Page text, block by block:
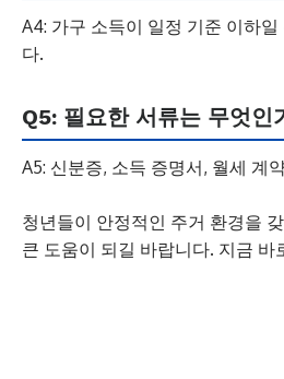
A4: 가구 소득이 일정 기준 이하
다.
Q5: 필요한 서류는 무엇인
A5: 신분증, 소득 증명서, 월세 계
청년들이 안정적인 주거 환경을
큰 도움이 되길 바랍니다. 지금 바